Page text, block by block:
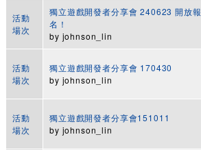
活動
場次
獨立遊戲開發者分享會 240623 開放報
名！
by johnson_lin
活動
場次
獨立遊戲開發者分享會 170430
by johnson_lin
活動
場次
獨立遊戲開發者分享會151011
by johnson_lin